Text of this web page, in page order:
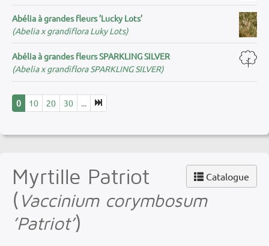
Abélia à grandes fleurs ’Lucky Lots’
(Abelia x grandiflora Luky Lots)
Abélia à grandes fleurs SPARKLING SILVER
(Abelia x grandiflora SPARKLING SILVER)
0 10 20 30 ...
Catalogue
Myrtille Patriot
( Vaccinium corymbosum
’Patriot’)